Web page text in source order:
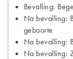
Bevalling:
Na bevalling:
geboorte
Na bevalling:
Na bevalling: